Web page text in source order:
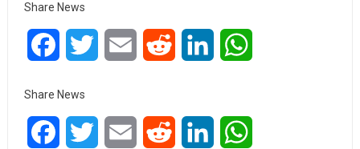
Share News
FacebookTwitter Email Reddit LinkedIn
Share News
FacebookTwitter Email Reddit LinkedIn